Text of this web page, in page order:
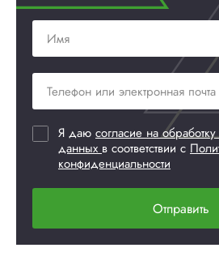
Я даю согласие на
данных в соответствии с
конфиденциальности
Отправить